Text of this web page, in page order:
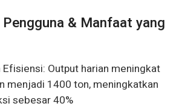
& Manfaat yang
Output harian meningkat
menjadi 1400 ton, meningkatkan
sebesar 40%